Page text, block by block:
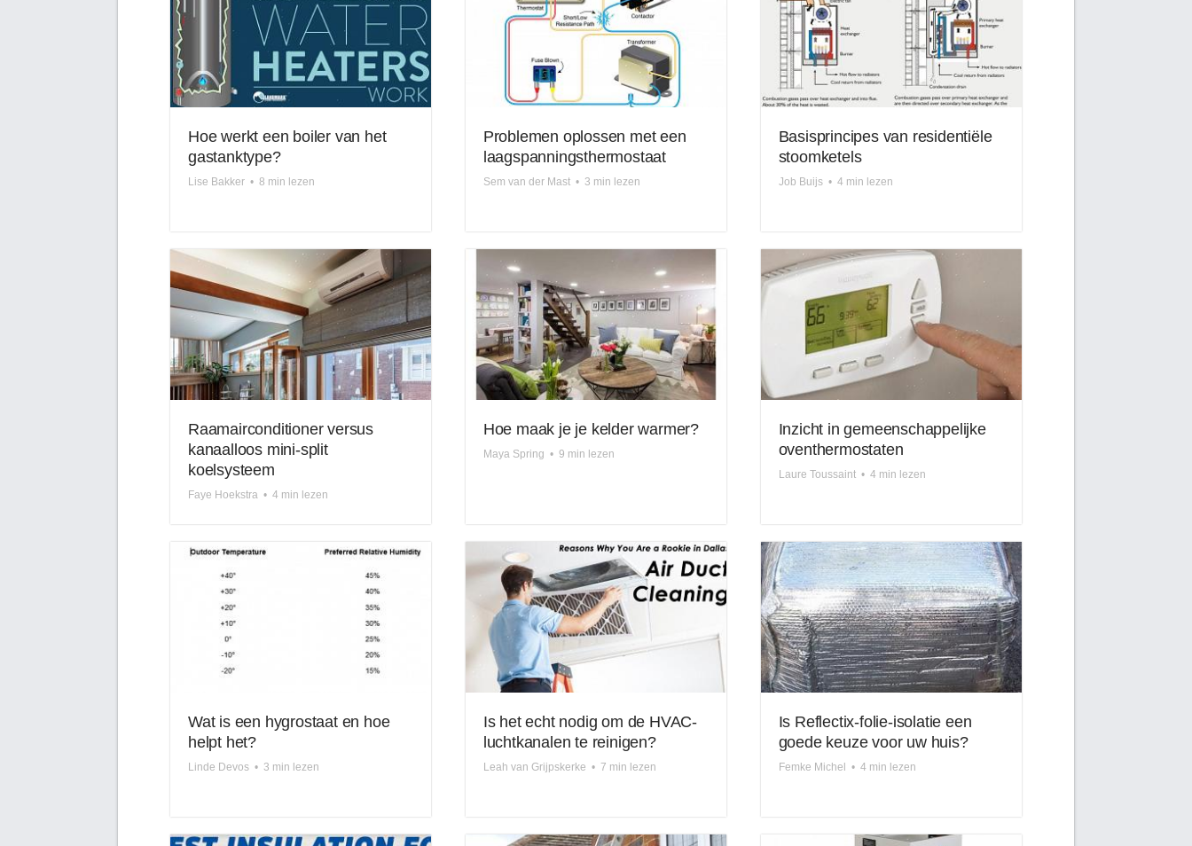
Hoe werkt een boiler van het
gastanktype?
Lise Bakker • 8 min lezen
Problemen oplossen met een
laagspanningsthermostaat
Sem van der Mast • 3 min lezen
Basisprincipes van residentiële
stoomketels
Job Buijs • 4 min lezen
Raamairconditioner versus
kanaalloos mini-split
koelsysteem
Faye Hoekstra • 4 min lezen
Hoe maak je je kelder warmer?
Maya Spring • 9 min lezen
Inzicht in gemeenschappelijke
oventhermostaten
Laure Toussaint • 4 min lezen
Wat is een hygrostaat en hoe
helpt het?
Linde Devos • 3 min lezen
Is het echt nodig om de HVAC-
luchtkanalen te reinigen?
Leah van Grijpskerke • 7 min lezen
Is Reflectix-folie-isolatie een
goede keuze voor uw huis?
Femke Michel • 4 min lezen